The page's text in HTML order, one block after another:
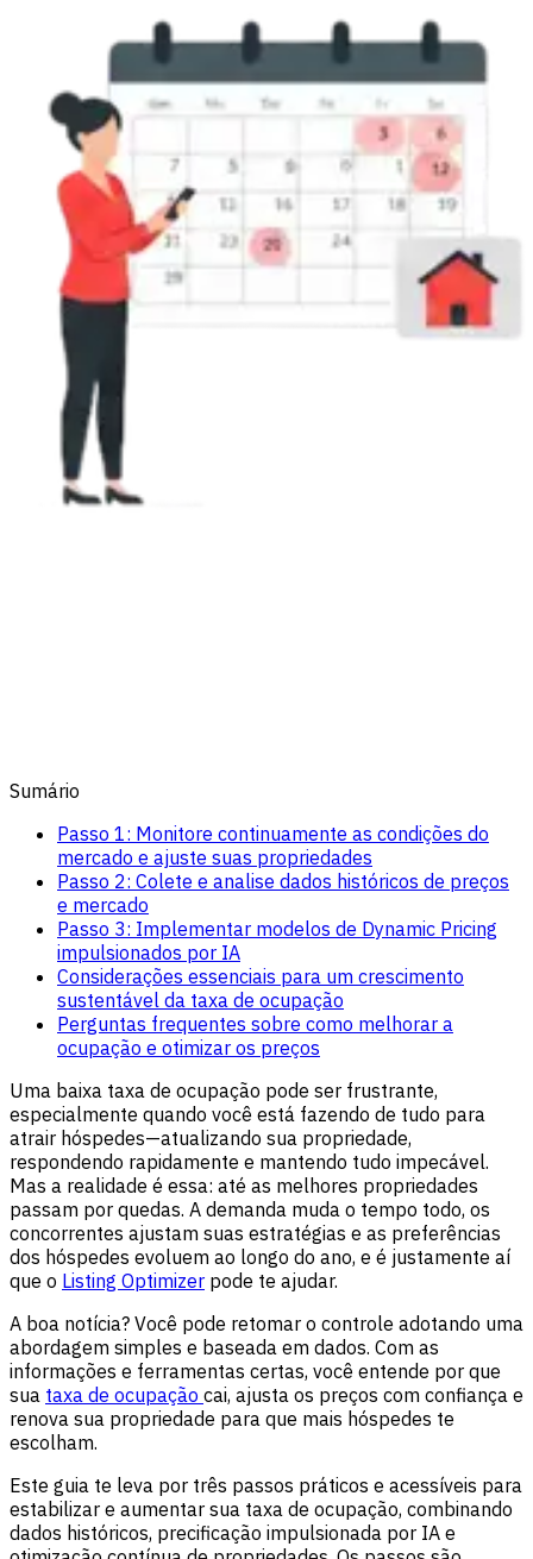
Sumário
Passo 1: Monitore continuamente as condições do
mercado e ajuste suas propriedades
Passo 2: Colete e analise dados históricos de preços
e mercado
Passo 3: Implementar modelos de Dynamic Pricing
impulsionados por IA
Considerações essenciais para um crescimento
sustentável da taxa de ocupação
Perguntas frequentes sobre como melhorar a
ocupação e otimizar os preços
Uma baixa taxa de ocupação pode ser frustrante,
especialmente quando você está fazendo de tudo para
atrair hóspedes—atualizando sua propriedade,
respondendo rapidamente e mantendo tudo impecável.
Mas a realidade é essa: até as melhores propriedades
passam por quedas. A demanda muda o tempo todo, os
concorrentes ajustam suas estratégias e as preferências
dos hóspedes evoluem ao longo do ano, e é justamente aí
que o Listing Optimizer pode te ajudar.
A boa notícia? Você pode retomar o controle adotando uma
abordagem simples e baseada em dados. Com as
informações e ferramentas certas, você entende por que
sua taxa de ocupação cai, ajusta os preços com confiança e
renova sua propriedade para que mais hóspedes te
escolham.
Este guia te leva por três passos práticos e acessíveis para
estabilizar e aumentar sua taxa de ocupação, combinando
dados históricos, precificação impulsionada por IA e